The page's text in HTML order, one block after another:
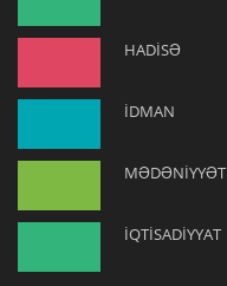
HADİSƏ
İDMAN
MƏDƏNİYYƏT
İQTİSADİYYAT